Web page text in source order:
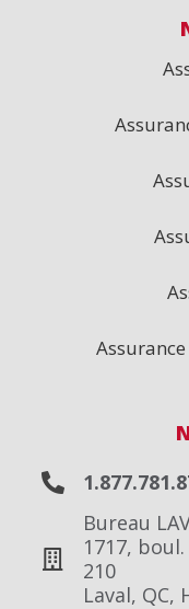
Bureau
1717,
210
Laval, QC,